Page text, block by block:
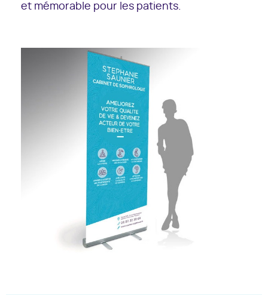
et mémorable pour les patients.